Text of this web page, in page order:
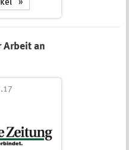
Arbeit an